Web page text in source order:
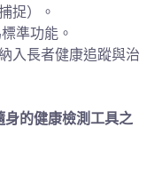
捉）。
準功能。
入長者健康追蹤與治
的健康檢測工具之